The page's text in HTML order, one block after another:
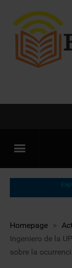
Homepage >
Ingeniero de la
sobre la